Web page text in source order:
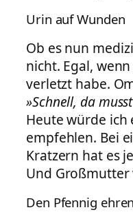
Urin auf Wunden
Ob es nun
nicht. Egal,
verletzt habe.
»Schnell, da
Heute würde
empfehlen. Bei
Kratzern hat es
Und Großmutter
Den Pfennig ehren